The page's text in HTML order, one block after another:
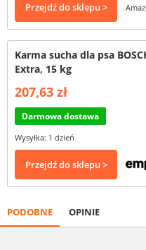
Przejdź do sklepu >
Karma sucha dla psa
Extra, 15 kg
207,63 zł
Darmowa dostawa
Wysyłka: 1 dzień
Przejdź do sklepu >
PODOBNE OPINIE